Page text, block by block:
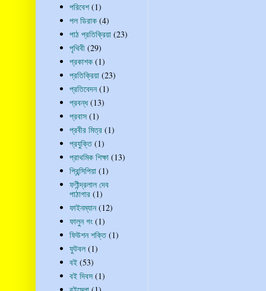
পরিবেশ (1)
পল ডিরাক (4)
পাঠ প্রতিক্রিয়া (23)
পৃথিবী (29)
প্রকাশক (1)
প্রতিক্রিয়া (23)
প্রতিবেদন (1)
প্রবন্ধ (13)
প্রবাস (1)
প্রবীর মিত্র (1)
প্রযুক্তি (1)
প্রাথমিক শিক্ষা (13)
প্রিন্সিপিয়া (1)
ফণীন্দ্রলাল দেব
পাঠাগার (1)
ফাইনম্যান (12)
ফালুন গং (1)
ফিউশন শক্তি (1)
ফুটবল (1)
বই (53)
বই দিবস (1)